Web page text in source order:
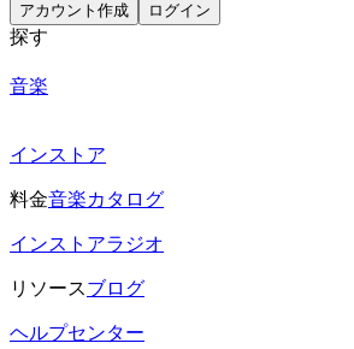
アカウント作成 ログイン
探す
音楽
インストア
料金音楽カタログ
インストアラジオ
リソースブログ
ヘルプセンター